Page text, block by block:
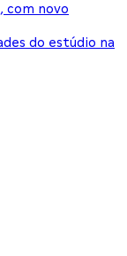
com novo
do estúdio na